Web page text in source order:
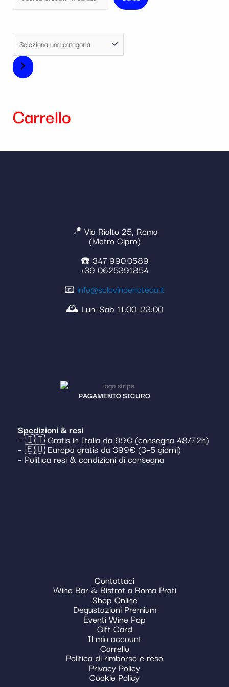
Carrello
📍 Via Rialto 25, Roma
(Metro Cipro)
☎️ 347 990 0589
+39 0625391854
📧 info@solovinoenoteca.it
🕰️ Lun–Sab 11:00–23:00
PAGAMENTO SICURO
Spedizioni & resi
– 🇮🇹 Gratis in Italia da 99€ (consegna 48/72h)
– 🇪🇺 Europa gratis da 399€ (3–5 giorni)
– Politica resi & condizioni di consegna
Contattaci
Wine Bar & Bistrot a Roma Prati
Shop Online
Degustazioni Premium
Eventi Wine Pop
Gift Card
Il mio account
Carrello
Politica di rimborso e reso
Privacy Policy
Cookie Policy